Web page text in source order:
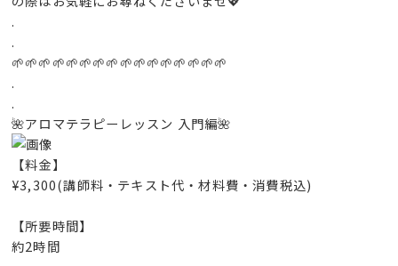
.
.
🌱🌱🌱🌱🌱🌱🌱🌱🌱🌱🌱🌱🌱🌱🌱🌱
.
.
🌺アロマテラピーレッスン 入門編🌺
【料金】
¥3,300(講師料・テキスト代・材料費・消費税込)
【所要時間】
約2時間